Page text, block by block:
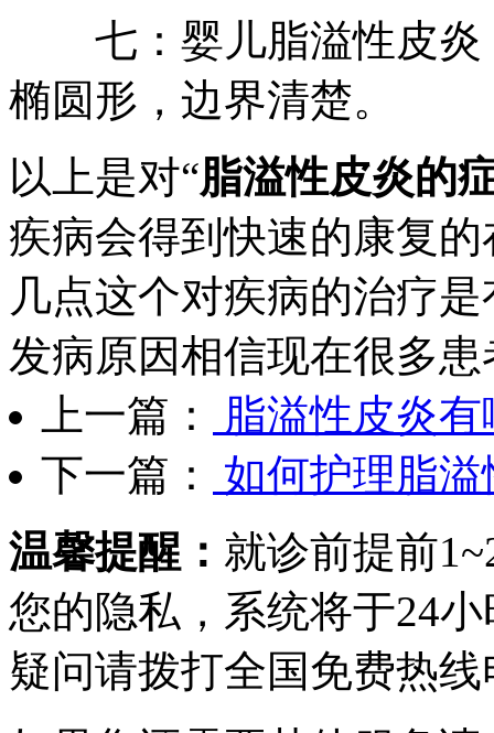
七：婴儿脂溢性皮炎
椭圆形，边界清楚。
以上是对“脂溢性皮炎的
疾病会得到快速的康复
几点这个对疾病的治疗
发病原因相信现在很多
上一篇：
脂溢性皮炎
下一篇：
如何护理脂溢
温馨提醒： 就诊前提前
您的隐私，系统将于24
疑问请拨打全国免费热线